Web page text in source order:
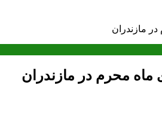
در مازندران
ماه محرم در مازندران